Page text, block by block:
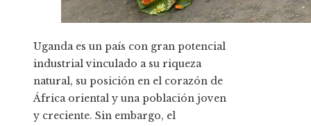
Uganda es un país con gran potencial
industrial vinculado a su riqueza
natural, su posición en el corazón de
África oriental y una población joven
y creciente. Sin embargo, el